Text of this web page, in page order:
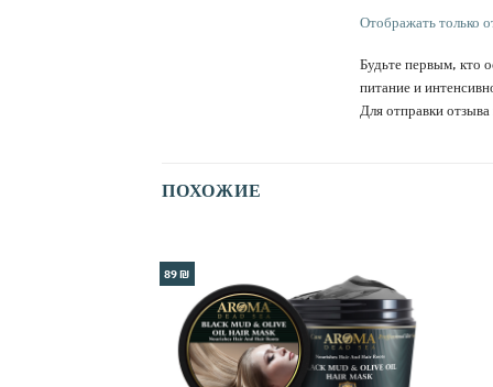
Отображать только
Будьте первым, кто
питание и
Для отправки
ПОХОЖИЕ
89 ₪